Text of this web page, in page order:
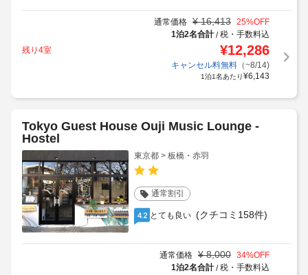
通常価格 ¥ 16,413 25%OFF
1泊2名合計/税・手数料込
残り4室
¥12,286
キャンセル料無料（~8/14)
1泊1名あたり¥6,143
Tokyo Guest House Ouji Music Lounge -
Hostel
東京都 > 板橋・赤羽
通常割引
4.2 とても良い (クチコミ158件)
通常価格 ¥ 8,000 34%OFF
1泊2名合計/税・手数料込